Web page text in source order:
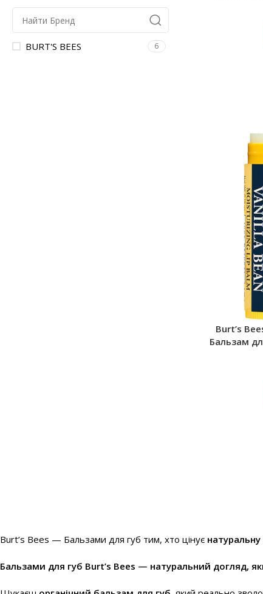
BURT'S BEES 6
Burt’s
Бальзам
Burt’s Bees — Бальзами для губ тим, хто цінує
Бальзами для губ Burt’s Bees — натуральний догляд,